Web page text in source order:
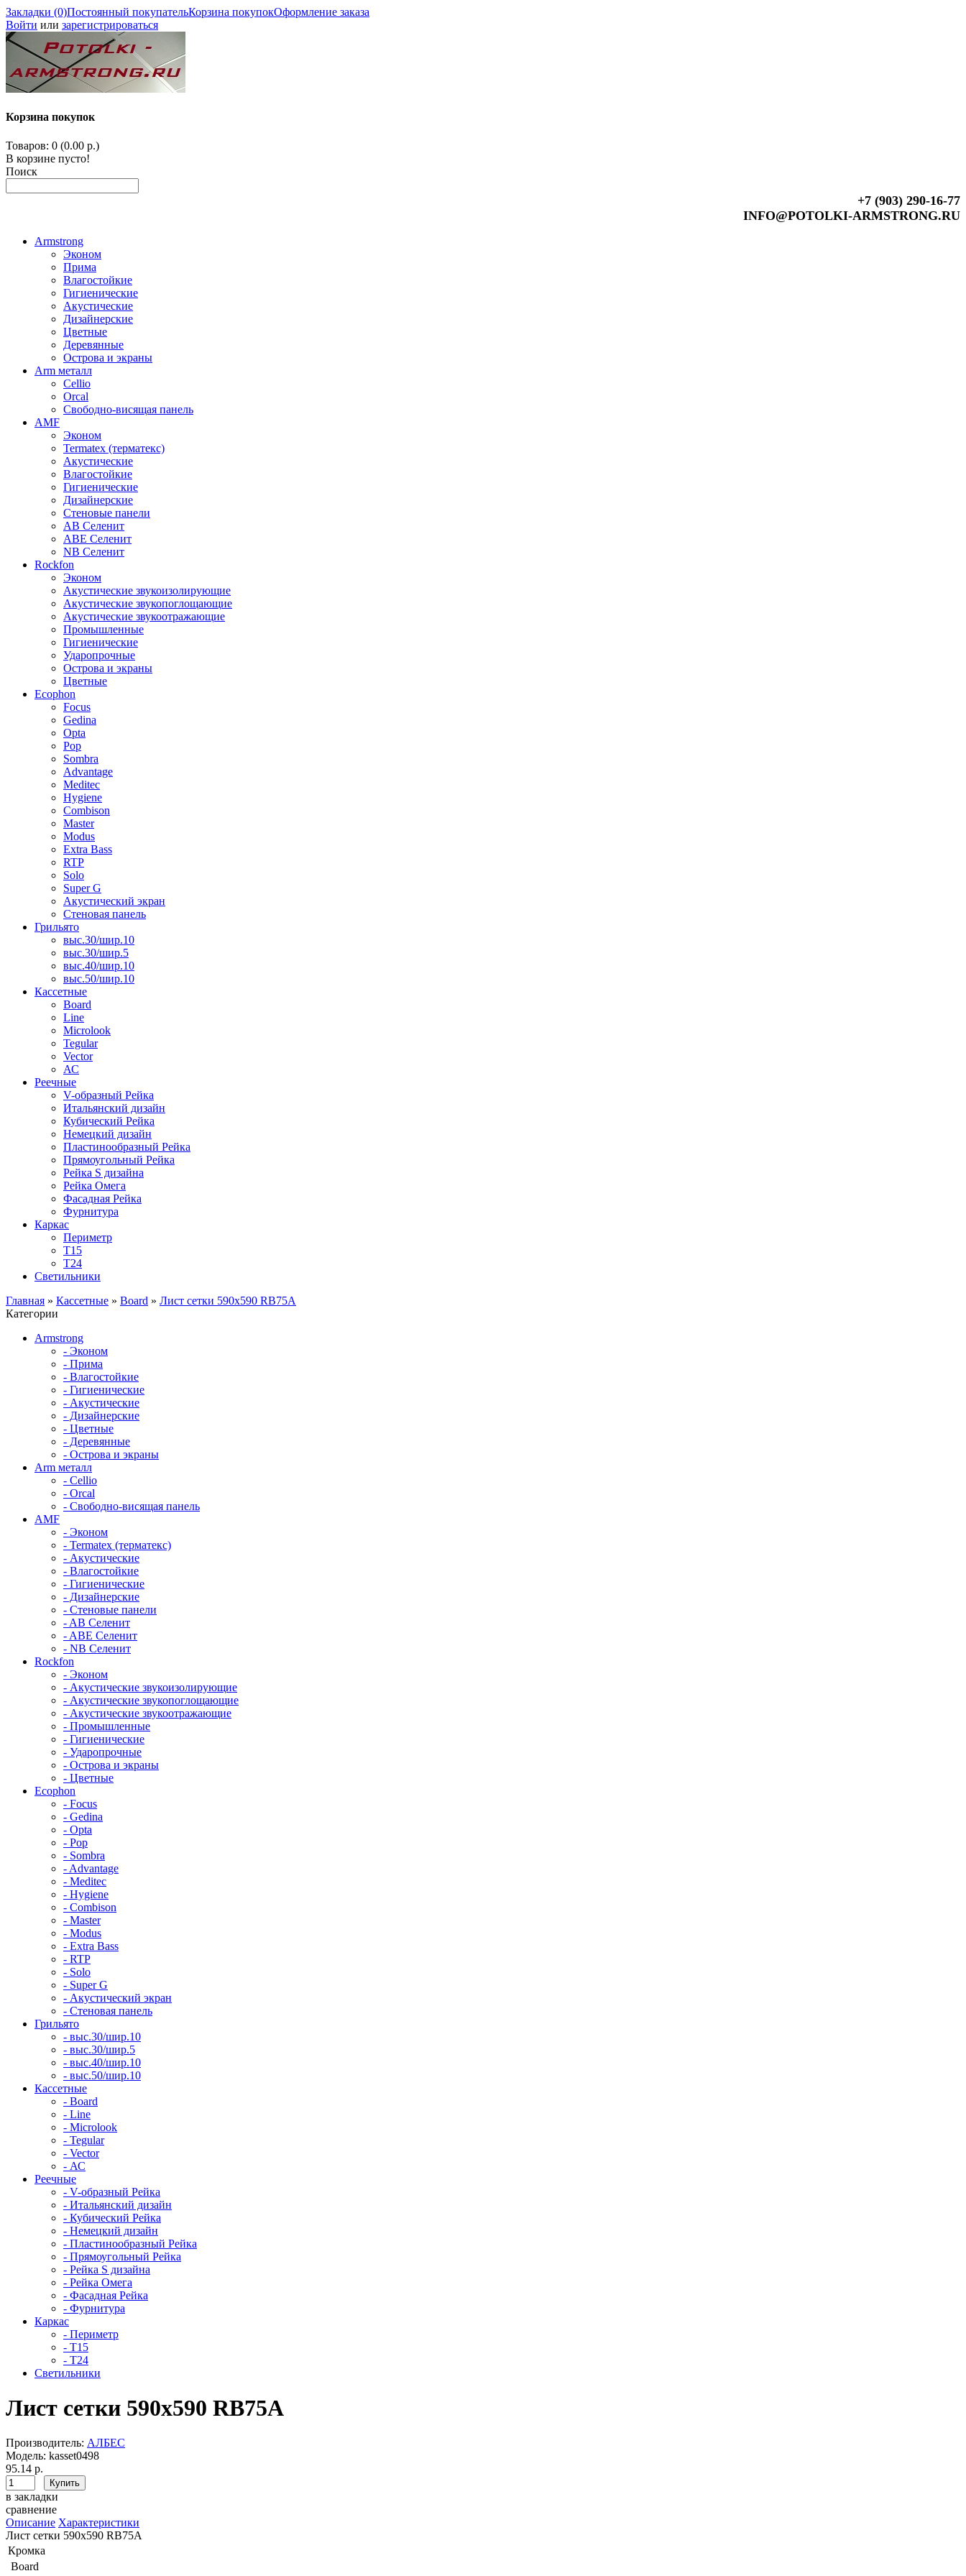
Закладки (0)Постоянный покупательКорзина покупокОформление заказа
Войти или зарегистрироваться
Корзина покупок
Товаров: 0 (0.00 р.)
В корзине пусто!
Поиск
+7 (903) 290-16-77
INFO@POTOLKI-ARMSTRONG.RU
Armstrong
Эконом
Прима
Влагостойкие
Гигиенические
Акустические
Дизайнерские
Цветные
Деревянные
Острова и экраны
Arm металл
Cellio
Orcal
Свободно-висящая панель
AMF
Эконом
Termatex (терматекс)
Акустические
Влагостойкие
Гигиенические
Дизайнерские
Стеновые панели
AB Селенит
ABE Селенит
NB Селенит
Rockfon
Эконом
Акустические звукоизолирующие
Акустические звукопоглощающие
Акустические звукоотражающие
Промышленные
Гигиенические
Ударопрочные
Острова и экраны
Цветные
Ecophon
Focus
Gedina
Opta
Pop
Sombra
Advantage
Meditec
Hygiene
Combison
Master
Modus
Extra Bass
RTP
Solo
Super G
Акустический экран
Стеновая панель
Грильято
выс.30/шир.10
выс.30/шир.5
выс.40/шир.10
выс.50/шир.10
Кассетные
Board
Line
Microlook
Tegular
Vector
АС
Реечные
V-образный Рейка
Итальянский дизайн
Кубический Рейка
Немецкий дизайн
Пластинообразный Рейка
Прямоугольный Рейка
Рейка S дизайна
Рейка Омега
Фасадная Рейка
Фурнитура
Каркас
Периметр
Т15
Т24
Светильники
Главная » Кассетные » Board » Лист сетки 590х590 RB75А
Категории
Armstrong
- Эконом
- Прима
- Влагостойкие
- Гигиенические
- Акустические
- Дизайнерские
- Цветные
- Деревянные
- Острова и экраны
Arm металл
- Cellio
- Orcal
- Свободно-висящая панель
AMF
- Эконом
- Termatex (терматекс)
- Акустические
- Влагостойкие
- Гигиенические
- Дизайнерские
- Стеновые панели
- AB Селенит
- ABE Селенит
- NB Селенит
Rockfon
- Эконом
- Акустические звукоизолирующие
- Акустические звукопоглощающие
- Акустические звукоотражающие
- Промышленные
- Гигиенические
- Ударопрочные
- Острова и экраны
- Цветные
Ecophon
- Focus
- Gedina
- Opta
- Pop
- Sombra
- Advantage
- Meditec
- Hygiene
- Combison
- Master
- Modus
- Extra Bass
- RTP
- Solo
- Super G
- Акустический экран
- Стеновая панель
Грильято
- выс.30/шир.10
- выс.30/шир.5
- выс.40/шир.10
- выс.50/шир.10
Кассетные
- Board
- Line
- Microlook
- Tegular
- Vector
- АС
Реечные
- V-образный Рейка
- Итальянский дизайн
- Кубический Рейка
- Немецкий дизайн
- Пластинообразный Рейка
- Прямоугольный Рейка
- Рейка S дизайна
- Рейка Омега
- Фасадная Рейка
- Фурнитура
Каркас
- Периметр
- Т15
- Т24
Светильники
Лист сетки 590х590 RB75А
Производитель: АЛБЕС
Модель: kasset0498
95.14 р.
в закладки
сравнение
Описание Характеристики
Лист сетки 590х590 RB75А
Кромка
Board